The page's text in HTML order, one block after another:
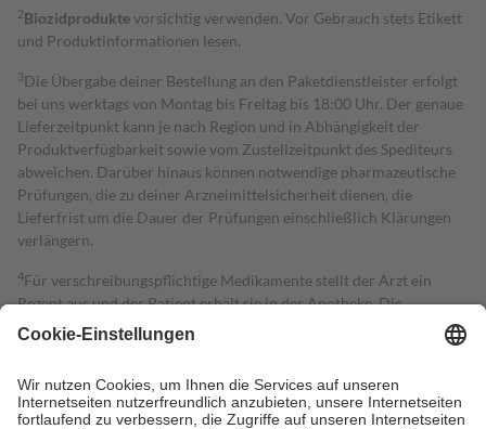
2Biozidproduktevorsichtig verwenden. Vor Gebrauch stets Etikett
und Produktinformationen lesen.
3Die Übergabe deiner Bestellung an den Paketdienstleister erfolgt
bei uns werktags von Montag bis Freitag bis 18:00 Uhr. Der genaue
Lieferzeitpunkt kann je nach Region und in Abhängigkeit der
Produktverfügbarkeit sowie vom Zustellzeitpunkt des Spediteurs
abweichen. Darüber hinaus können notwendige pharmazeutische
Prüfungen, die zu deiner Arzneimittelsicherheit dienen, die
Lieferfrist um die Dauer der Prüfungen einschließlich Klärungen
verlängern.
4Für verschreibungspflichtige Medikamente stellt der Arzt ein
Rezept aus und der Patient erhält sie in der Apotheke. Die
gesetzliche Krankenversicherung übernimmt in der Regel die
Kosten dafür, der Versicherte trägt einen Teil davon als Zuzahlung
Grundsätzlich leisten Mitglieder Zuzahlungen in Höhe von zehn
Prozent des Abgabepreises,mindestens jedochfünf Euround